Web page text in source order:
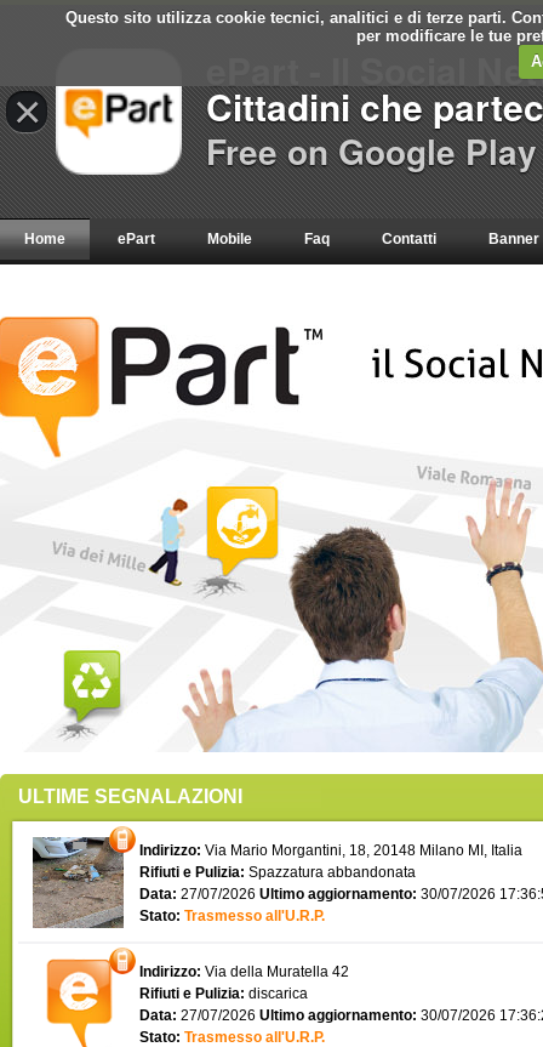
Questo sito utilizza cookie tecnici, analitici e di terze parti.
per modificare le tue
Home ePart Mobile Faq Contatti Banner
ULTIME SEGNALAZIONI
Indirizzo: Via Mario Morgantini, 18, 20148 Milano MI, Italia
Rifiuti e Pulizia: Spazzatura abbandonata
Data: 27/07/2026 Ultimo aggiornamento: 30/07/2026
Stato: Trasmesso all'U.R.P.
Indirizzo: Via della Muratella 42
Rifiuti e Pulizia: discarica
Data: 27/07/2026 Ultimo aggiornamento: 30/07/2026
Stato: Trasmesso all'U.R.P.
×
ePart - Il Social
Cittadini che
Free on Google Play